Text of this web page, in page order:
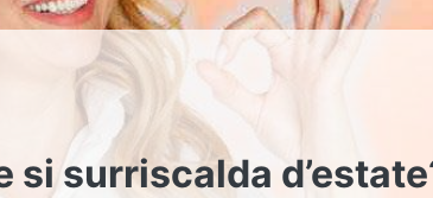
si surriscalda